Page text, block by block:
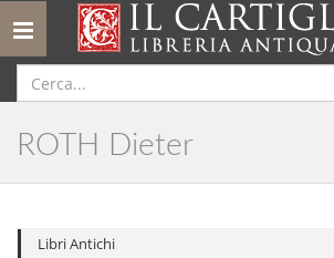
Toggle
navigation
ROTH Dieter
Libri Antichi